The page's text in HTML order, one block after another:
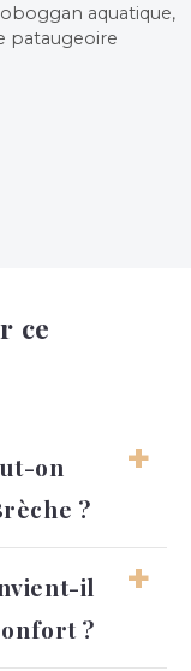
aquatique,
pataugeoire
ce
on
?
de la
moments
Le
il
?